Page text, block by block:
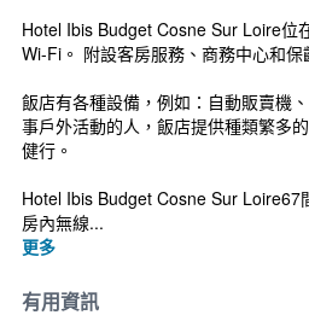
Hotel Ibis Budget Cosne Sur Loire位
Wi-Fi。 附設客房服務、商務中心和保
飯店有各種設備，例如：自動販賣機
事戶外活動的人，飯店提供種類繁多
健行。
Hotel Ibis Budget Cosne Sur Loire67
房內無線...
更多
有用資訊